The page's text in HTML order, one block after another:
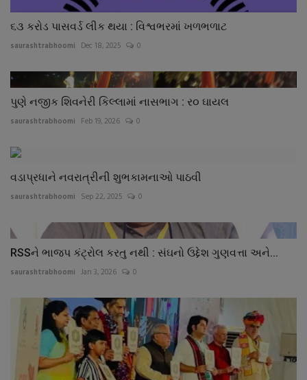
૬૩ કરોડ પાસવર્ડ લીક થયા : વિશ્વભરમાં ખળભળાટ
saurashtrabhoomi Dec 18, 2025 0
પુણે નજીક શિવનેરી કિલ્લામાં નાસભાગ : ર૦ ઘાયલ
saurashtrabhoomi Feb 19, 2026 0
વડાપ્રધાને નવરાત્રીની શુભકામનાઓ પાઠવી
saurashtrabhoomi Sep 22, 2025 0
RSSને ભાજપ કંટ્રોલ કરતુ નથી : સંઘનો ઉદ્દેશ ગુણવત્તા અને...
saurashtrabhoomi Jan 3, 2026 0